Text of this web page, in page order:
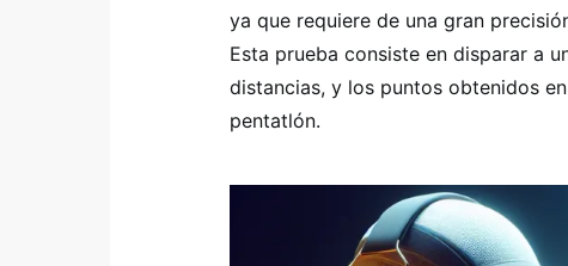
ya que requiere de una gran
Esta prueba consiste en disparar a
distancias, y los puntos obtenidos
pentatlón.